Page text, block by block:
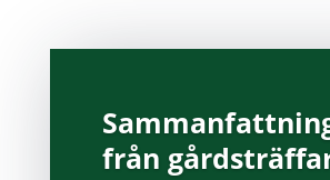
från